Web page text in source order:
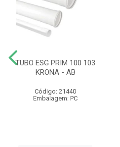
TUBO ESG PRIM 100 103
KRONA - AB
Código: 21440
Embalagem: PC